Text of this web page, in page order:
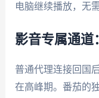
电脑继续播放，无
影音专属通道
普通代理连接回国
在高峰期。番茄的